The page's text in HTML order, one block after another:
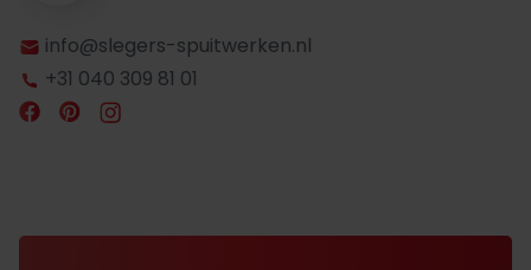
info@slegers-spuitwerken.nl
+31 040 309 81 01